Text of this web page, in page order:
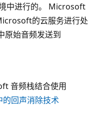
中进行的。 Microsoft
的云服务进行处
原始音频发送到
音频栈结合使用
回声消除技术